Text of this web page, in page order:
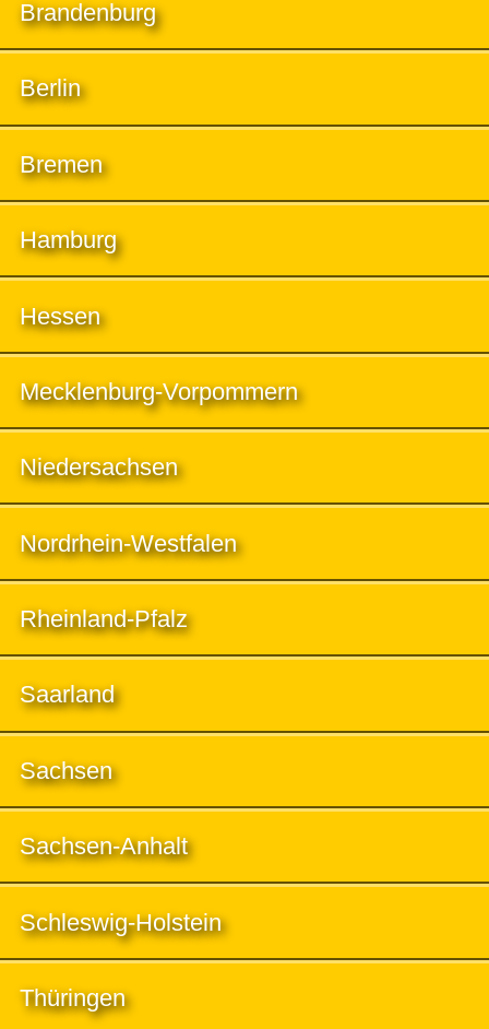
Brandenburg
Berlin
Bremen
Hamburg
Hessen
Mecklenburg-Vorpommern
Niedersachsen
Nordrhein-Westfalen
Rheinland-Pfalz
Saarland
Sachsen
Sachsen-Anhalt
Schleswig-Holstein
Thüringen